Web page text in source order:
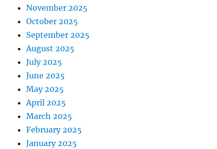
November 2025
October 2025
September 2025
August 2025
July 2025
June 2025
May 2025
April 2025
March 2025
February 2025
January 2025